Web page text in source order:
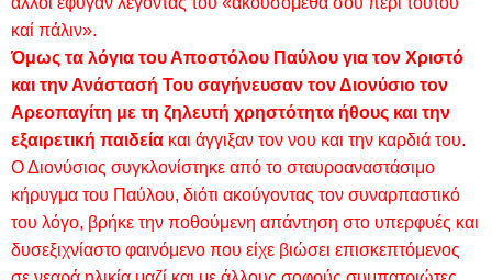
καί πάλιν».
Όμως τα λόγια του Αποστόλου Παύλου για τον Χριστό
και την Ανάστασή Του σαγήνευσαν τον Διονύσιο τον
Αρεοπαγίτη με τη ζηλευτή χρηστότητα ήθους και την
εξαιρετική παιδεία και άγγιξαν τον νου και την καρδιά του.
Ο Διονύσιος συγκλονίστηκε από το σταυροαναστάσιμο
κήρυγμα του Παύλου, διότι ακούγοντας τον συναρπαστικό
του λόγο, βρήκε την ποθούμενη απάντηση στο υπερφυές και
δυσεξιχνίαστο φαινόμενο που είχε βιώσει επισκεπτόμενος